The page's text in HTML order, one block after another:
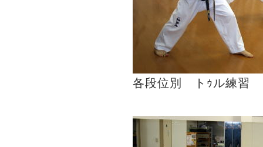
各段位別 トｩル練習